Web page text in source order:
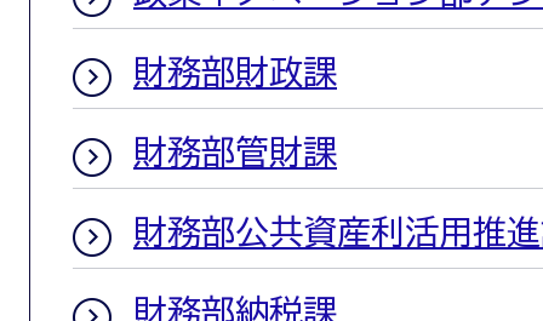
財務部財政課
財務部管財課
財務部公共資産利活用推
財務部納税課